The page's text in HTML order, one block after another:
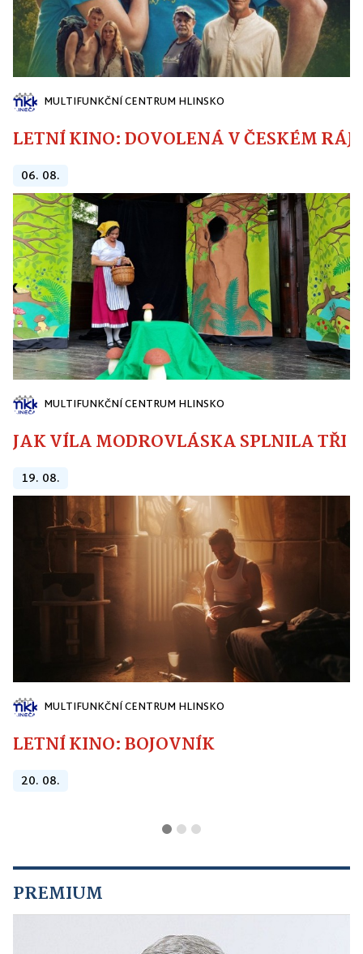
MULTIFUNKČNÍ CENTRUM HLINSKO
LETNÍ KINO: DOVOLENÁ V ČESKÉM RÁJI
06. 08.
MULTIFUNKČNÍ CENTRUM HLINSKO
JAK VÍLA MODROVLÁSKA SPLNILA
19. 08.
MULTIFUNKČNÍ CENTRUM HLINSKO
LETNÍ KINO: BOJOVNÍK
20. 08.
PREMIUM